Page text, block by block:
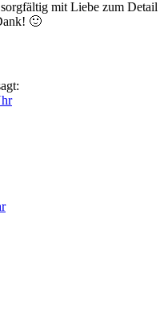
mit Liebe zum Detail
🙂